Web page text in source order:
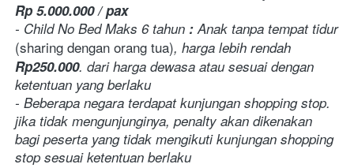
Rp 5.000.000 / pax
- Child No Bed Maks 6 tahun : Anak tanpa tempat tidur
(sharing dengan orang tua)
Rp250.000. dari harga dewasa atau sesuai dengan
ketentuan yang berlaku
- Beberapa negara terdapat kunjungan shopping stop.
jika tidak mengunjunginya, penalty akan dikenakan
bagi peserta yang tidak mengikuti kunjungan shopping
stop sesuai ketentuan berlaku